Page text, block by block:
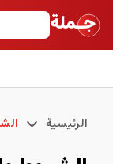
الرئيسية